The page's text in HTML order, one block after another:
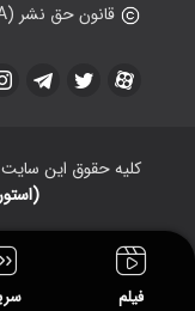
فیلم
قانون حق نشر (DMCA)
کلیه حقوق این